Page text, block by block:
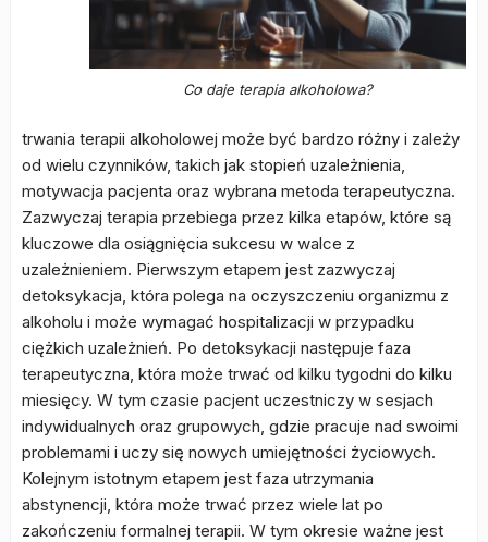
Co daje terapia alkoholowa?
trwania terapii alkoholowej może być bardzo różny i zależy
od wielu czynników, takich jak stopień uzależnienia,
motywacja pacjenta oraz wybrana metoda terapeutyczna.
Zazwyczaj terapia przebiega przez kilka etapów, które są
kluczowe dla osiągnięcia sukcesu w walce z
uzależnieniem. Pierwszym etapem jest zazwyczaj
detoksykacja, która polega na oczyszczeniu organizmu z
alkoholu i może wymagać hospitalizacji w przypadku
ciężkich uzależnień. Po detoksykacji następuje faza
terapeutyczna, która może trwać od kilku tygodni do kilku
miesięcy. W tym czasie pacjent uczestniczy w sesjach
indywidualnych oraz grupowych, gdzie pracuje nad swoimi
problemami i uczy się nowych umiejętności życiowych.
Kolejnym istotnym etapem jest faza utrzymania
abstynencji, która może trwać przez wiele lat po
zakończeniu formalnej terapii. W tym okresie ważne jest